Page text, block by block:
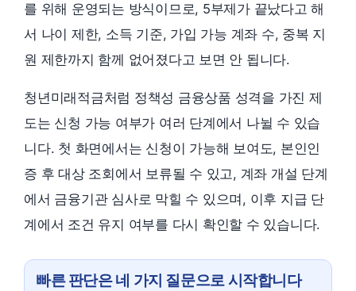
를 위해 운영되는 방식이므로, 5부제가 끝났다고 해
서 나이 제한, 소득 기준, 가입 가능 계좌 수, 중복 지
원 제한까지 함께 없어졌다고 보면 안 됩니다.
청년미래적금처럼 정책성 금융상품 성격을 가진 제
도는 신청 가능 여부가 여러 단계에서 나뉠 수 있습
니다. 첫 화면에서는 신청이 가능해 보여도, 본인인
증 후 대상 조회에서 보류될 수 있고, 계좌 개설 단계
에서 금융기관 심사로 막힐 수 있으며, 이후 지급 단
계에서 조건 유지 여부를 다시 확인할 수 있습니다.
빠른 판단은 네 가지 질문으로 시작합니다